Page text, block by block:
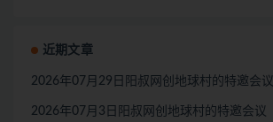
近期文章
2026年07月29日阳叔网创地球村的特邀会议
2026年07月3日阳叔网创地球村的特邀会议